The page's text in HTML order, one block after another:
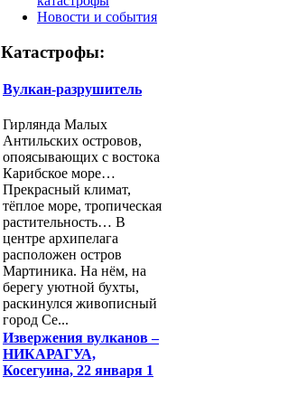
Новости и события
Катастрофы:
Вулкан-разрушитель
Гирлянда Малых
Антильских островов,
опоясывающих с востока
Карибское море…
Прекрасный климат,
тёплое море, тропическая
растительность… В
центре архипелага
расположен остров
Мартиника. На нём, на
берегу уютной бухты,
раскинулся живописный
город Се...
Извержения вулканов –
НИКАРАГУА,
Косегуина, 22 января 1